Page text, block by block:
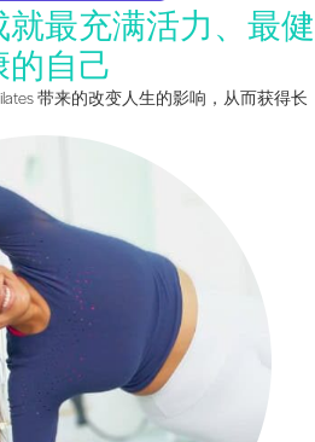
最充满活力、最健
的自己
带来的改变人生的影响，从而获得长